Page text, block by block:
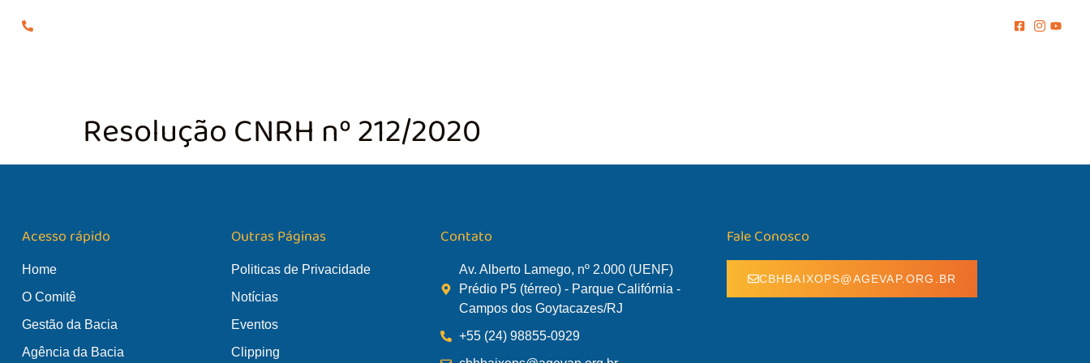
Resolução CNRH nº 212/2020
Acesso rápido
Home
O Comitê
Gestão da Bacia
Agência da Bacia
Outras Páginas
Politicas de Privacidade
Notícias
Eventos
Clipping
Contato
Av. Alberto Lamego, nº 2.000 (UENF)
Prédio P5 (térreo) - Parque Califórnia -
Campos dos Goytacazes/RJ
+55 (24) 98855-0929
Fale Conosco
CBHBAIXOPS@AGEVAP.ORG.BR